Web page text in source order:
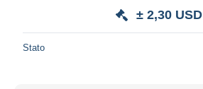
± 2,30 USD
Stato